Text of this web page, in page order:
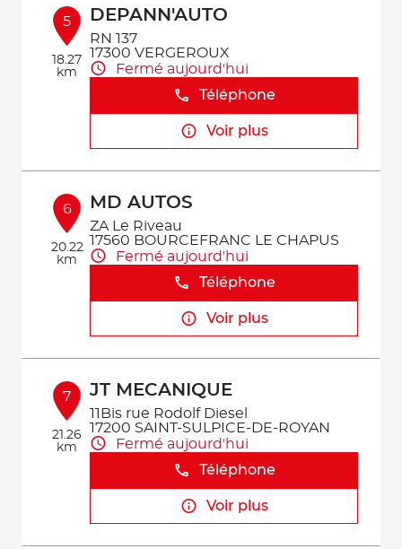
5
18.27
km
DEPANN'AUTO
RN 137
17300 VERGEROUX
Fermé aujourd'hui
Téléphone
Voir plus
6
20.22
km
MD AUTOS
ZA Le Riveau
17560 BOURCEFRANC LE CHAPUS
Fermé aujourd'hui
Téléphone
Voir plus
7
21.26
km
JT MECANIQUE
11Bis rue Rodolf Diesel
17200 SAINT-SULPICE-DE-ROYAN
Fermé aujourd'hui
Téléphone
Voir plus